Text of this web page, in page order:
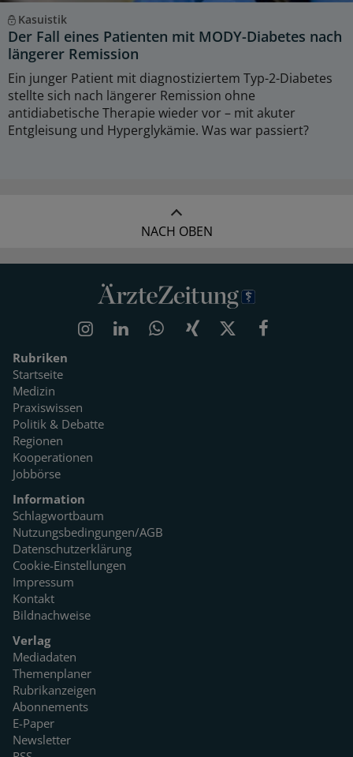
Kasuistik
Der Fall eines Patienten mit MODY-Diabetes nach
längerer Remission
Ein junger Patient mit diagnostiziertem Typ-2-Diabetes
stellte sich nach längerer Remission ohne
antidiabetische Therapie wieder vor – mit akuter
Entgleisung und Hyperglykämie. Was war passiert?
NACH OBEN
Rubriken
Startseite
Medizin
Praxiswissen
Politik & Debatte
Regionen
Kooperationen
Jobbörse
Information
Schlagwortbaum
Nutzungsbedingungen/AGB
Datenschutzerklärung
Cookie-Einstellungen
Impressum
Kontakt
Bildnachweise
Verlag
Mediadaten
Themenplaner
Rubrikanzeigen
Abonnements
E-Paper
Newsletter